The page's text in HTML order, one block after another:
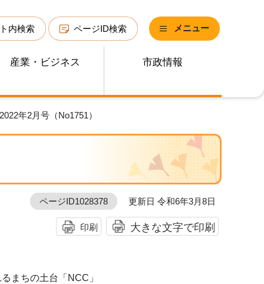
内検索 ページID検索 メニュー
産業・ビジネス 市政情報
年2月号（No1751）
ページID1028378 更新日 令和6年3月8日
印刷 大きな文字で印刷
まちの土台「NCC」